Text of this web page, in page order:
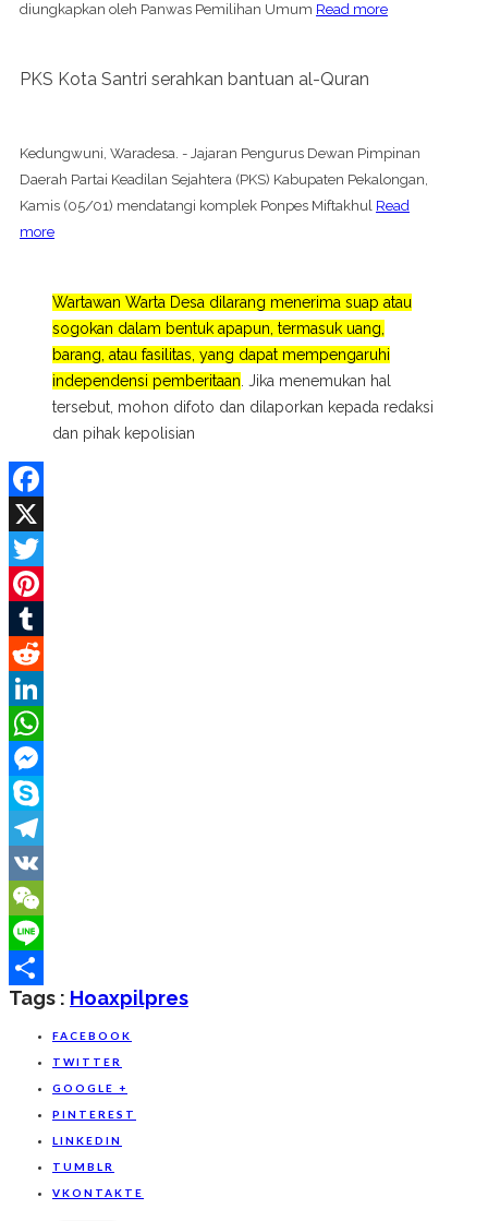
diungkapkan oleh Panwas Pemilihan Umum Read more
PKS Kota Santri serahkan bantuan al-Quran
Kedungwuni, Waradesa. - Jajaran Pengurus Dewan Pimpinan
Daerah Partai Keadilan Sejahtera (PKS) Kabupaten Pekalongan,
Kamis (05/01) mendatangi komplek Ponpes Miftakhul Read
more
Wartawan Warta Desa dilarang menerima suap atau
sogokan dalam bentuk apapun, termasuk uang,
barang, atau fasilitas, yang dapat mempengaruhi
independensi pemberitaan . Jika menemukan hal
tersebut, mohon difoto dan dilaporkan kepada redaksi
dan pihak kepolisian
Facebook
X
Twitter
Pinterest
Tumblr
Reddit
LinkedIn
WhatsApp
Messenger
Skype
Telegram
VK
WeChat
Line
Share
Tags : HoaxPilpres
FACEBOOK
TWITTER
GOOGLE +
PINTEREST
LINKEDIN
TUMBLR
VKONTAKTE